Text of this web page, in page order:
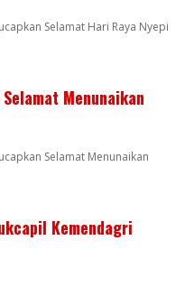
Selamat Hari Raya Nyepi
Menunaikan
Selamat Menunaikan
Kemendagri